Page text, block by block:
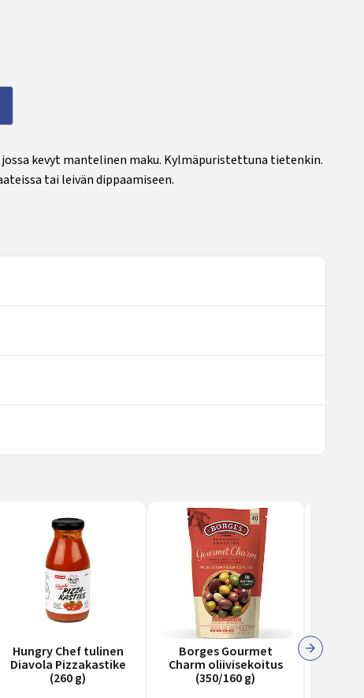
kevyt mantelinen maku. Kylmäpuristettuna tietenkin.
tai leivän dippaamiseen.
Hungry Chef tulinen
Diavola Pizzakastike
(260 g)
Borges Gourmet
Charm oliivisekoitus
(350/160 g)